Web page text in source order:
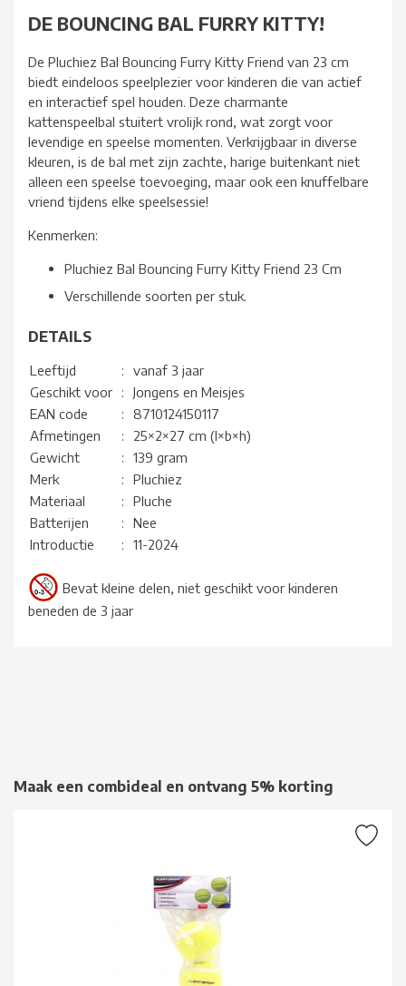
DE BOUNCING BAL FURRY KITTY!
De Pluchiez Bal Bouncing Furry Kitty Friend van 23 cm
biedt eindeloos speelplezier voor kinderen die van actief
en interactief spel houden. Deze charmante
kattenspeelbal stuitert vrolijk rond, wat zorgt voor
levendige en speelse momenten. Verkrijgbaar in diverse
kleuren, is de bal met zijn zachte, harige buitenkant niet
alleen een speelse toevoeging, maar ook een knuffelbare
vriend tijdens elke speelsessie!
Kenmerken:
Pluchiez Bal Bouncing Furry Kitty Friend 23 Cm
Verschillende soorten per stuk.
DETAILS
Leeftijd :
vanaf 3 jaar
Geschikt voor
:
Jongens en Meisjes
EAN code
:
8710124150117
Afmetingen
:
25×2×27 cm (l×b×h)
Gewicht
:
139 gram
Merk
:
Pluchiez
Materiaal
:
Pluche
Batterijen
:
Nee
Introductie
: 11-2024
Bevat kleine delen, niet geschikt voor kinderen
beneden de 3 jaar
Maak een combideal en ontvang 5% korting